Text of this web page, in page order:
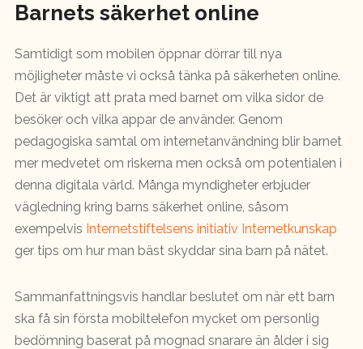
Barnets säkerhet online
Samtidigt som mobilen öppnar dörrar till nya
möjligheter måste vi också tänka på säkerheten online.
Det är viktigt att prata med barnet om vilka sidor de
besöker och vilka appar de använder. Genom
pedagogiska samtal om internetanvändning blir barnet
mer medvetet om riskerna men också om potentialen i
denna digitala värld. Många myndigheter erbjuder
vägledning kring barns säkerhet online, såsom
exempelvis Internetstiftelsens initiativ Internetkunskap
ger tips om hur man bäst skyddar sina barn på nätet.
Sammanfattningsvis handlar beslutet om när ett barn
ska få sin första mobiltelefon mycket om personlig
bedömning baserat på mognad snarare än ålder i sig